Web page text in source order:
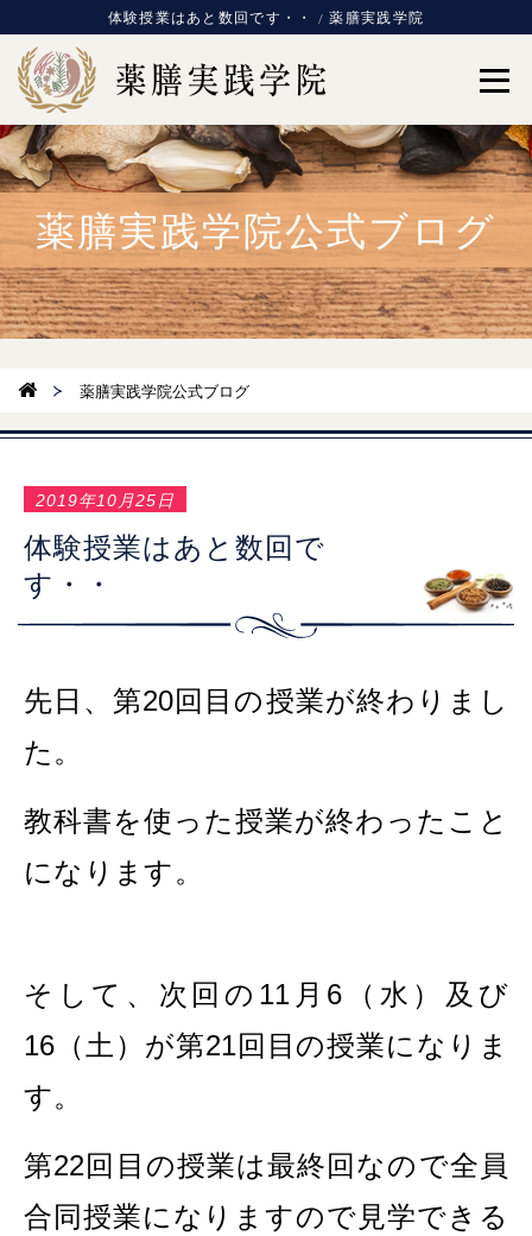
体験授業はあと数回です・・ / 薬膳実践学院
薬膳実践学院公式ブログ
薬膳実践学院公式ブログ
2019年10月25日
体験授業はあと数回で
す・・
先日、第20回目の授業が終わりまし
た。
教科書を使った授業が終わったこと
になります。
そして、次回の11月6（水）及び
16（土）が第21回目の授業になりま
す。
第22回目の授業は最終回なので全員
合同授業になりますので見学できる